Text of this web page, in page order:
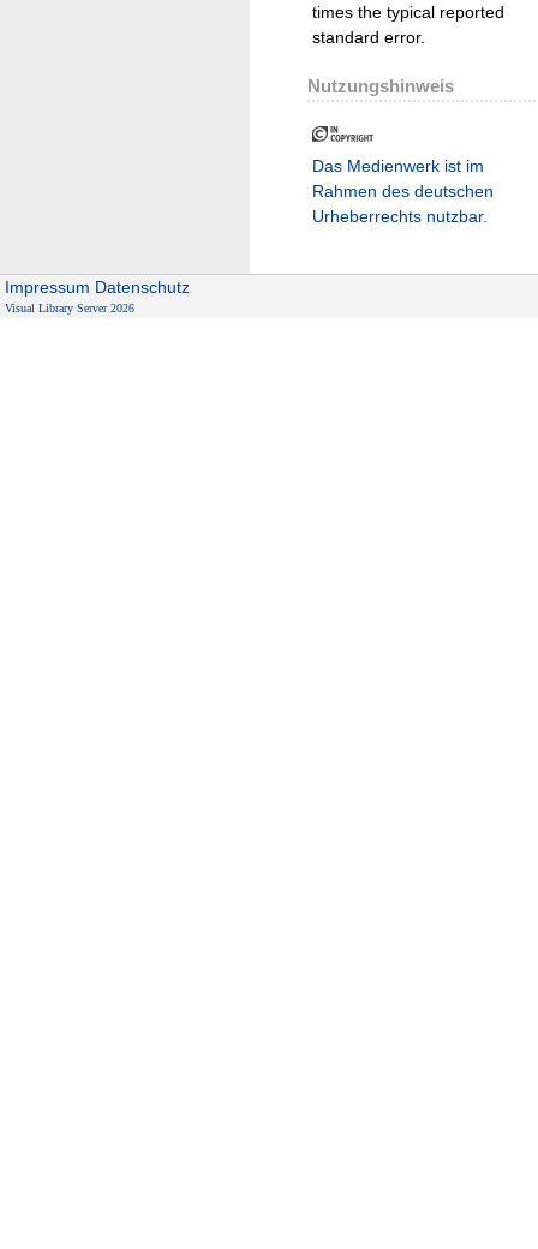
times the typical reported
standard error.
Nutzungshinweis
Das Medienwerk ist im
Rahmen des deutschen
Urheberrechts nutzbar.
Impressum Datenschutz
Visual Library Server 2026